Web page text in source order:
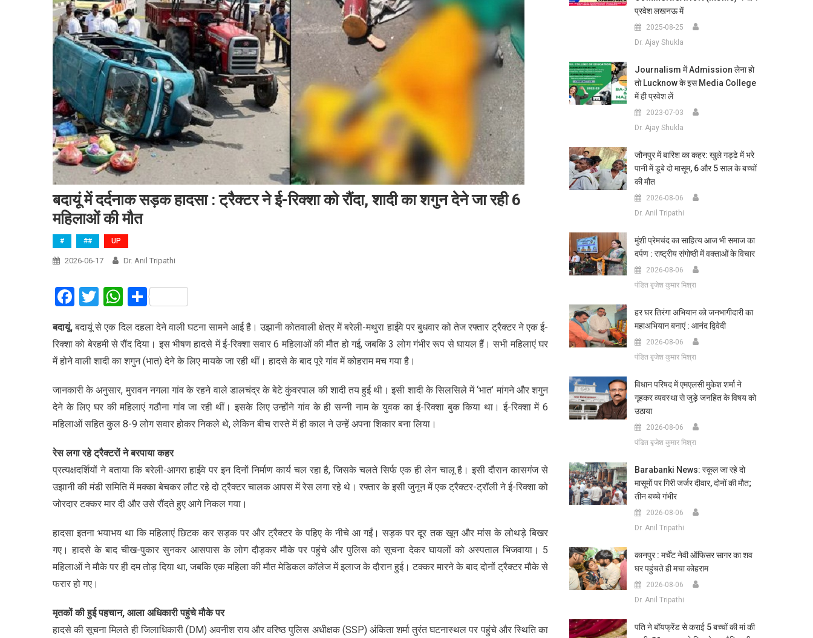
बदायूं में दर्दनाक सड़क हादसा : ट्रैक्टर ने ई-रिक्शा को रौंदा, शादी का शगुन देने जा रही 6
महिलाओं की मौत
# ## UP
2026-06-17 Dr. Anil Tripathi
Facebook
TwitterWhatsApp
Share
बदायूं,बदायूं से एक दिल दहला देने वाली घटना सामने आई है। उझानी कोतवाली क्षेत्र में बरेली-मथुरा हाईवे पर बुधवार को तेज रफ्तार ट्रैक्टर ने एक ई-
रिक्शा को बेरहमी से रौंद दिया। इस भीषण हादसे में ई-रिक्शा सवार 6 महिलाओं की मौत हो गई, जबकि 3 लोग गंभीर रूप से घायल हैं। सभी महिलाएं घर
में होने वाली शादी का शगुन (भात) देने के लिए मायके जा रही थीं। हादसे के बाद पूरे गांव में कोहराम मच गया है।
जानकारी के अनुसार, मुरावन नगला गांव के रहने वाले डालचंद्र के बेटे कुंवरपाल की शादी तय हुई थी। इसी शादी के सिलसिले में ‘भात’ मांगने और शगुन
देने के लिए घर की महिलाएं गठौना गांव जा रही थीं। इसके लिए उन्होंने गांव के ही सन्नी नाम के युवक का ई-रिक्शा बुक किया था। ई-रिक्शा में 6
महिलाओं सहित कुल 8-9 लोग सवार होकर निकले थे, लेकिन बीच रास्ते में ही काल ने उन्हें अपना शिकार बना लिया।
रेस लगा रहे ट्रैक्टरों ने बरपाया कहर
प्रत्यक्षदर्शियों ने बताया कि बरेली-आगरा हाईवे पर इन दिनों निर्माण कार्य चल रहा है, जिसके चलते सिर्फ एक ही लेन चालू है। इसी दौरान कासगंज से
उझानी की मंडी समिति में मक्का बेचकर लौट रहे दो ट्रैक्टर चालक आपस में रेस लगा रहे थे। रफ्तार के इसी जुनून में एक ट्रैक्टर-ट्रॉली ने ई-रिक्शा को
जोरदार टक्कर मार दी और उसे रौंदते हुए आगे निकल गया।
हादसा इतना भयाभय था कि महिलाएं छिटक कर सड़क पर और ट्रैक्टर के पहिए के नीचे आ गईं। सड़क पर दूर तक खून और मांस के लोथड़े बिखर
गए। हादसे के बाद चीख-पुकार सुनकर आसपास के लोग दौड़कर मौके पर पहुंचे और पुलिस को सूचना देकर घायलों को अस्पताल भिजवाया। 5
महिलाओं ने मौके पर ही दम तोड़ दिया था, जबकि एक महिला की मौत मेडिकल कॉलेज में इलाज के दौरान हुई। टक्कर मारने के बाद दोनों ट्रैक्टर मौके से
फरार हो गए।
मृतकों की हुई पहचान, आला अधिकारी पहुंचे मौके पर
हादसे की सूचना मिलते ही जिलाधिकारी (DM) अवनीश राय और वरिष्ठ पुलिस अधीक्षक (SSP) अंकिता शर्मा तुरंत घटनास्थल पर पहुंचे और स्थिति का
प्रवेश लखनऊ में
2025-08-25
Dr. Ajay Shukla
Journalism में Admission लेना हो
तो Lucknow के इस Media College
में ही प्रवेश लें
2023-07-03
Dr. Ajay Shukla
जौनपुर में बारिश का कहर: खुले गड्ढे में भरे
पानी में डूबे दो मासूम, 6 और 5 साल के बच्चों
की मौत
2026-08-06
Dr. Anil Tripathi
मुंशी प्रेमचंद का साहित्य आज भी समाज का
दर्पण : राष्ट्रीय संगोष्ठी में वक्ताओं के विचार
2026-08-06
पंडित बृजेश कुमार मिश्रा
हर घर तिरंगा अभियान को जनभागीदारी का
महाअभियान बनाएं : आनंद द्विवेदी
2026-08-06
पंडित बृजेश कुमार मिश्रा
विधान परिषद में एमएलसी मुकेश शर्मा ने
गृहकर व्यवस्था से जुड़े जनहित के विषय को
उठाया
2026-08-06
पंडित बृजेश कुमार मिश्रा
Barabanki News: स्कूल जा रहे दो
मासूमों पर गिरी जर्जर दीवार, दोनों की मौत;
तीन बच्चे गंभीर
2026-08-06
Dr. Anil Tripathi
कानपुर : मर्चेंट नेवी ऑफिसर सागर का शव
घर पहुंचते ही मचा कोहराम
2026-08-06
Dr. Anil Tripathi
पति ने बॉयफ्रेंड से कराई 5 बच्चों की मां की